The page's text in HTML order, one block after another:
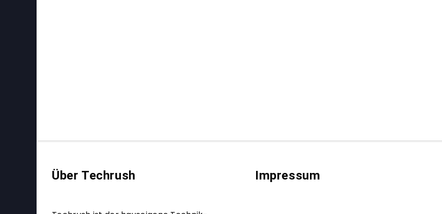
Über Techrush Impressum